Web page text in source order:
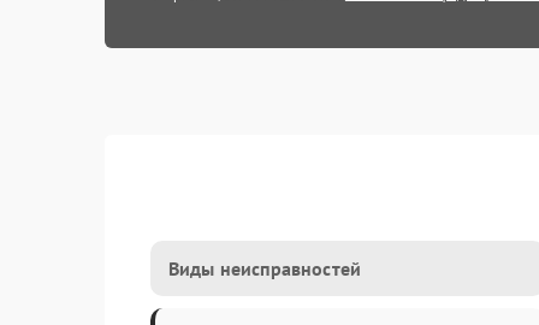
Виды неисправностей